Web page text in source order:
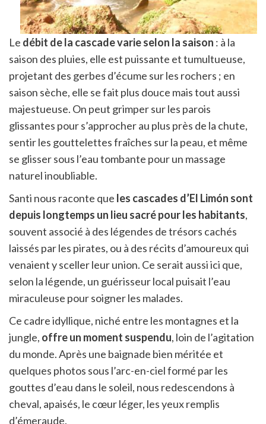
Le débit de la cascade varie selon la saison : à la
saison des pluies, elle est puissante et tumultueuse,
projetant des gerbes d’écume sur les rochers ; en
saison sèche, elle se fait plus douce mais tout aussi
majestueuse. On peut grimper sur les parois
glissantes pour s’approcher au plus près de la chute,
sentir les gouttelettes fraîches sur la peau, et même
se glisser sous l’eau tombante pour un massage
naturel inoubliable.
Santi nous raconte que les cascades d’El Limón sont
depuis longtemps un lieu sacré pour les habitants,
souvent associé à des légendes de trésors cachés
laissés par les pirates, ou à des récits d’amoureux qui
venaient y sceller leur union. Ce serait aussi ici que,
selon la légende, un guérisseur local puisait l’eau
miraculeuse pour soigner les malades.
Ce cadre idyllique, niché entre les montagnes et la
jungle, offre un moment suspendu, loin de l’agitation
du monde. Après une baignade bien méritée et
quelques photos sous l’arc-en-ciel formé par les
gouttes d’eau dans le soleil, nous redescendons à
cheval, apaisés, le cœur léger, les yeux remplis
d’émeraude.